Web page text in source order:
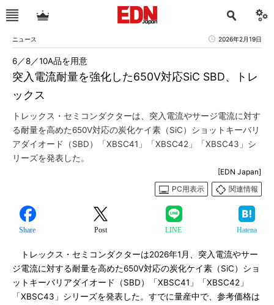
ニュース 2026年2月19日
突入電流耐量を強化した650V対応SiC SBD、トレ
ックス
6／8／10A品を用意
トレックス・セミコンダクターは、突入電流やサージ電流に対す
る耐量を高めた650V対応の炭化ケイ素（SiC）ショットキーバリ
アダイオード（SBD）「XBSC41」「XBSC42」「XBSC43」シ
リーズを発表した。
[EDN Japan]
PC用表示
関連情報
Share Post LINE Hatena
トレックス・セミコンダクターは2026年1月、突入電流やサー
ジ電流に対する耐量を高めた650V対応の炭化ケイ素（SiC）ショ
ットキーバリアダイオード（SBD）「XBSC41」「XBSC42」
「XBSC43」シリーズを発表した。すでに量産中で、参考価格は